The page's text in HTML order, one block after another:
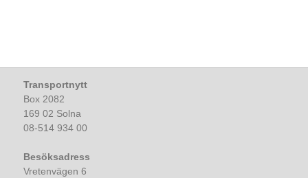
Transportnytt
Box 2082
169 02 Solna
08-514 934 00
Besöksadress
Vretenvägen 6